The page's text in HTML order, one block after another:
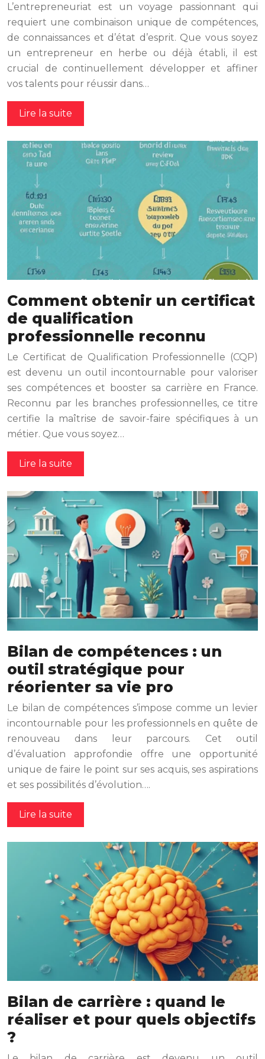
L’entrepreneuriat est un voyage passionnant qui
requiert une combinaison unique de compétences,
de connaissances et d’état d’esprit. Que vous soyez
un entrepreneur en herbe ou déjà établi, il est
crucial de continuellement développer et affiner
vos talents pour réussir dans…
Lire la suite
Comment obtenir un certificat
de qualification
professionnelle reconnu
Le Certificat de Qualification Professionnelle (CQP)
est devenu un outil incontournable pour valoriser
ses compétences et booster sa carrière en France.
Reconnu par les branches professionnelles, ce titre
certifie la maîtrise de savoir-faire spécifiques à un
métier. Que vous soyez…
Lire la suite
Bilan de compétences : un
outil stratégique pour
réorienter sa vie pro
Le bilan de compétences s’impose comme un levier
incontournable pour les professionnels en quête de
renouveau dans leur parcours. Cet outil
d’évaluation approfondie offre une opportunité
unique de faire le point sur ses acquis, ses aspirations
et ses possibilités d’évolution….
Lire la suite
Bilan de carrière : quand le
réaliser et pour quels objectifs
?